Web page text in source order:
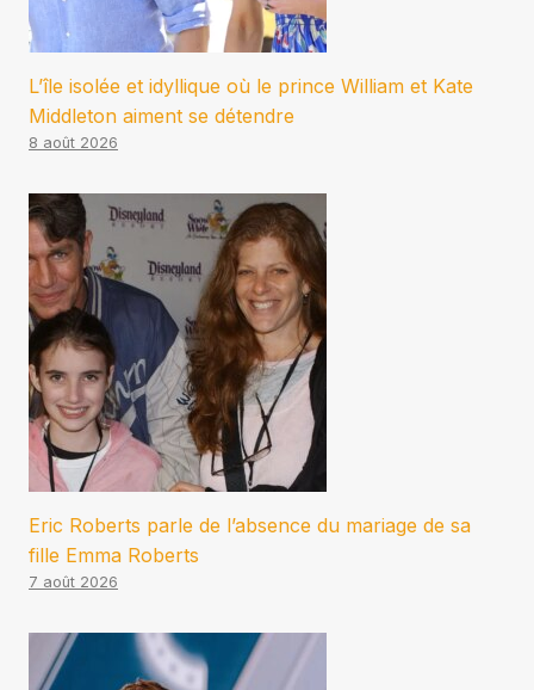
L’île isolée et idyllique où le prince William et Kate
Middleton aiment se détendre
8 août 2026
Eric Roberts parle de l’absence du mariage de sa
fille Emma Roberts
7 août 2026